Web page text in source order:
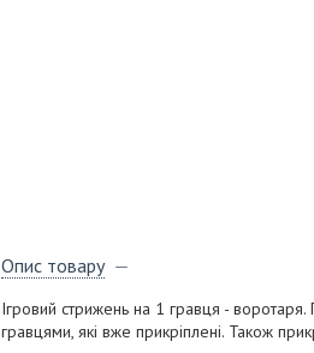
Опис товару
Ігровий стрижень на 1 гравця -
гравцями, які вже прикріплені. Також